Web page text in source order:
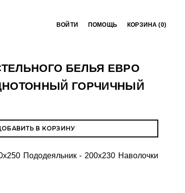
ВОЙТИ ПОМОЩЬ КОРЗИНА (0)
БЕЛЬЯ ЕВРО
ГОРЧИЧНЫЙ
В КОРЗИНУ
Пододеяльник - 200х230 Наволочки